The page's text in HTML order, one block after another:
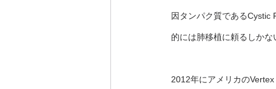
因タンパク質であるCystic
的には肺移植に頼るしかな
2012年にアメリカの